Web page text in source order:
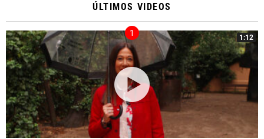
ÚLTIMOS VIDEOS
1:12